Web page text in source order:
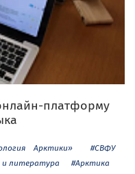
платформу
Арктики»
#СВФУ
и литература #Арктика